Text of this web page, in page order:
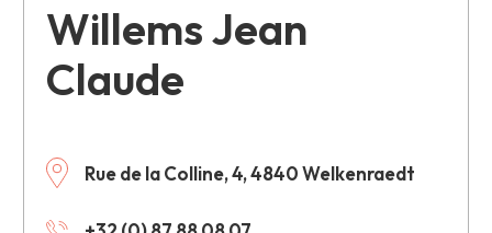
Willems Jean
Claude
Rue de la Colline, 4, 4840 Welkenraedt